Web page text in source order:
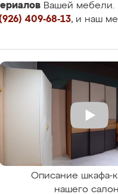
Вашей мебели.
409-68-13, и наш
Описание шкафа-
нашего